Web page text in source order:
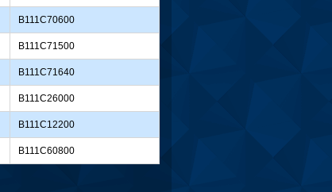
B111C70600
B111C71500
B111C71640
B111C26000
B111C12200
B111C60800